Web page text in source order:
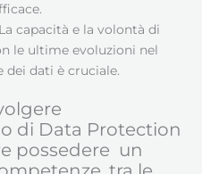
capacità e la volontà di
le ultime evoluzioni nel
dei dati è cruciale.
di Data Protection
possedere un